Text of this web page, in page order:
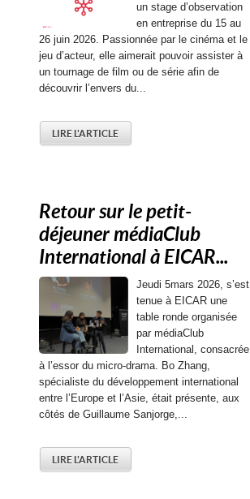
un stage d’observation
en entreprise du 15 au
26 juin 2026. Passionnée par le cinéma et le
jeu d’acteur, elle aimerait pouvoir assister à
un tournage de film ou de série afin de
découvrir l’envers du...
LIRE L'ARTICLE
Retour sur le petit-
déjeuner médiaClub
International à EICAR...
Jeudi 5mars 2026, s’est
tenue à EICAR une
table ronde organisée
par médiaClub
International, consacrée
à l’essor du micro-drama. Bo Zhang,
spécialiste du développement international
entre l’Europe et l’Asie, était présente, aux
côtés de Guillaume Sanjorge,...
LIRE L'ARTICLE